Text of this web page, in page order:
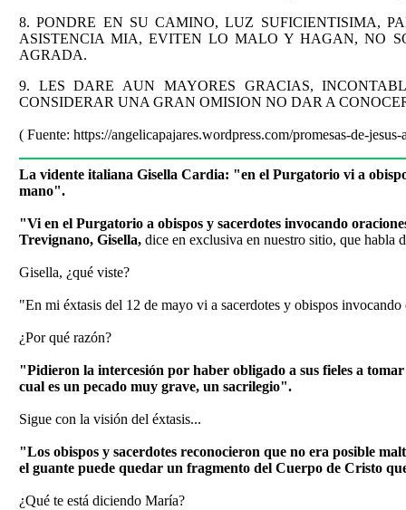
8. PONDRE EN SU CAMINO, LUZ SUFICIENTISIMA,
ASISTENCIA MIA, EVITEN LO MALO Y HAGAN, NO
AGRADA.
9. LES DARE AUN MAYORES GRACIAS,
CONSIDERAR UNA GRAN OMISION NO DAR A
( Fuente: https://angelicapajares.wordpress.com/promesas-de-
La vidente italiana Gisella Cardia: "en el Purgatorio vi a
mano".
"Vi en el Purgatorio a obispos y sacerdotes invocando
Trevignano, Gisella, dice en exclusiva en nuestro sitio, que habla
Gisella, ¿qué viste?
"En mi éxtasis del 12 de mayo vi a sacerdotes y obispos
¿Por qué razón?
"Pidieron la intercesión por haber obligado a sus fieles a
cual es un pecado muy grave, un sacrilegio".
Sigue con la visión del éxtasis...
"Los obispos y sacerdotes reconocieron que no era posible
el guante puede quedar un fragmento del Cuerpo de Cristo
¿Qué te está diciendo María?